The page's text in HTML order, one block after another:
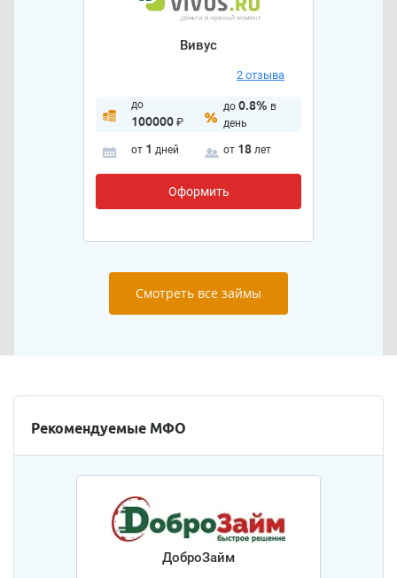
Вивус
2 отзыва
до
100000₽
до 0.8% в
день
от 1 дней от 18 лет
Оформить
Смотреть все займы
Рекомендуемые МФО
ДоброЗайм